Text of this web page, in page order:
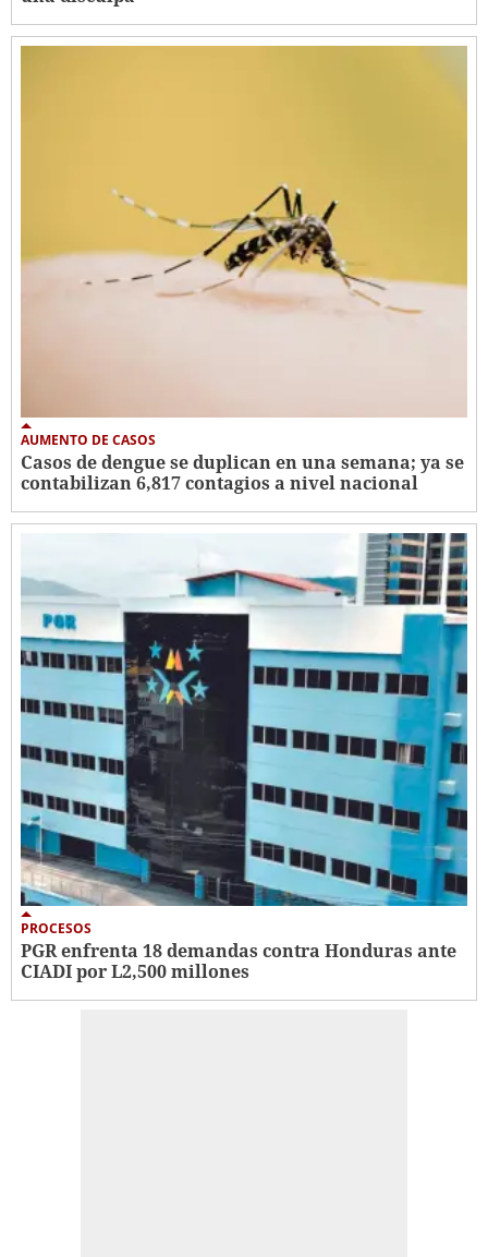
AUMENTO DE CASOS
Casos de dengue se duplican en una semana; ya se
contabilizan 6,817 contagios a nivel nacional
PROCESOS
PGR enfrenta 18 demandas contra Honduras ante
CIADI por L2,500 millones